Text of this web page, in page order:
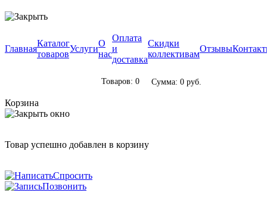
Главная
Каталог
товаров
Услуги
О
нас
Оплата
и
доставка
Скидки
коллективам
Отзывы
Товаров: 0 Сумма: 0 руб.
Корзина
Товар успешно добавлен в корзину
Спросить
Позвонить